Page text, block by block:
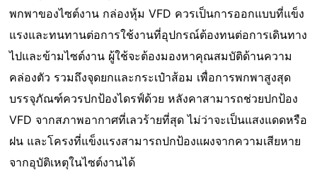
พกพาของไซต์งาน กล่องหุ้ม VFD ควรเป็นการออกแบบที่แข็ง
แรงและทนทานต่อการใช้งานที่อุปกรณ์ต้องทนต่อการเดินทาง
ไปและข้ามไซต์งาน ผู้ใช้จะต้องมองหาคุณสมบัติด้านความ
คล่องตัว รวมถึงจุดยกและกระเป๋าส้อม เพื่อการพกพาสูงสุด
บรรจุภัณฑ์ควรปกป้องไดรฟ์ด้วย หลังคาสามารถช่วยปกป้อง
VFD จากสภาพอากาศที่เลวร้ายที่สุด ไม่ว่าจะเป็นแสงแดดหรือ
ฝน และโครงที่แข็งแรงสามารถปกป้องแผงจากความเสียหาย
จากอุบัติเหตุในไซต์งานได้